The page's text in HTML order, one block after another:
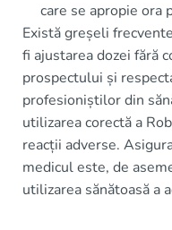
care se apropie ora
Există greșeli
fi ajustarea dozei fără
prospectului și
profesioniștilor din
utilizarea corectă a
reacții adverse.
medicul este, de
utilizarea sănătoasă a